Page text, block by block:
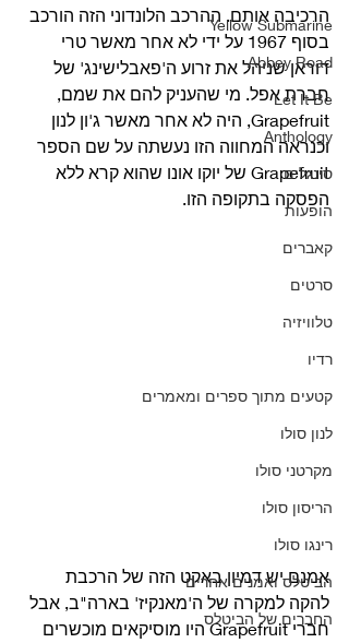
Yellow Submarine
Abbey Road
Let It Be
Anthology
סינגלים
הופעות
קאברים
סרטים
טלוויזיה
רדיו
קטעים מתוך ספרים ומאמרים
לנון סולו
מקרטני סולו
הריסון סולו
רינגו סולו
הביטלס ואמנים אחרים
החברים של הביטלס
הרכיבה אותם. ההרכב הלונדוני הזה הורכב
בסוף 1967 על ידי לא אחר מאשר טרי
דוראן שניהל את זרוע ה'פאבלישינג' של
חברת אפל. מי שהעניק להם את שמם,
Grapefruit, היה לא אחר מאשר ג'ון לנון
וכנראה המחווה הזו נעשתה על שם הספר
Grapefruit של יוקו אונו שהוא קרא ללא
הפסקה בתקופה הזו.
אמנם יש דמיון באקט הזה של הרכבת
להקה למקרה של ה'מאנקיז' בארה"ב, אבל
חברי Grapefruit היו מוסיקאים מוכשרים